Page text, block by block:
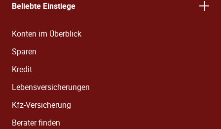
Beliebte Einstiege
Konten im Überblick
Sparen
Kredit
Lebensversicherungen
Kfz-Versicherung
Berater finden